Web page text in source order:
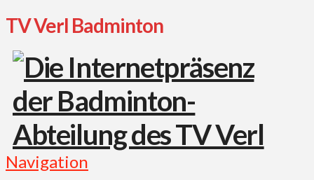
TV Verl Badminton
Navigation